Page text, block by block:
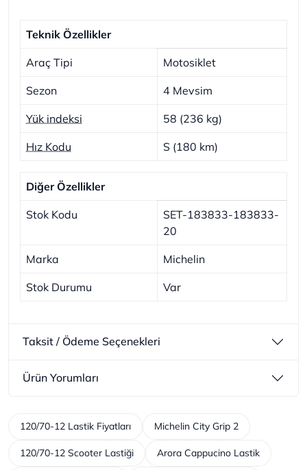
Teknik Özellikler
Araç Tipi Motosiklet
Sezon 4 Mevsim
Yük indeksi 58 (236 kg)
Hız Kodu S (180 km)
Diğer Özellikler
Stok Kodu
SET-183833-183833-
20
Marka Michelin
Stok Durumu Var
Taksit / Ödeme Seçenekleri
Ürün Yorumları
120/70-12 Lastik Fiyatları Michelin City Grip 2
120/70-12 Scooter Lastiği Arora Cappucino Lastik